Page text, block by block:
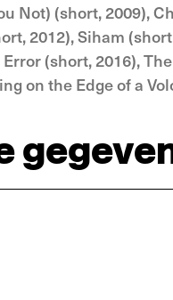
Not) (short, 2009),
2012), Siham
(short, 2016),
on the Edge of a